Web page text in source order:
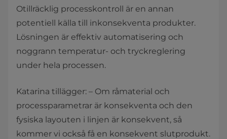
Otillräcklig processkontroll är en annan
potentiell källa till inkonsekventa produkter.
Lösningen är effektiv automatisering och
noggrann temperatur- och tryckreglering
under hela processen.
Katarina tillägger: – Om råmaterial och
processparametrar är konsekventa och den
fysiska layouten i linjen är konsekvent, så
kommer vi också få en konsekvent slutprodukt.